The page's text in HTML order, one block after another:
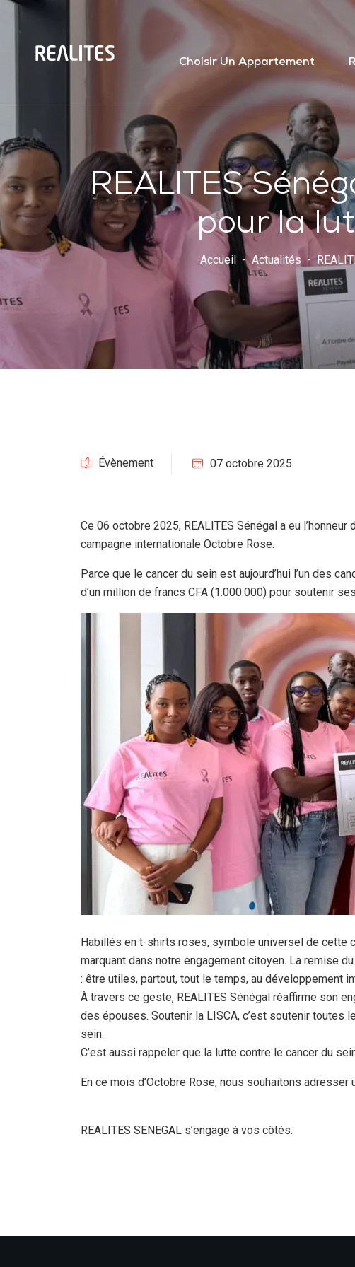
Choisir Un Appartement
REALITES
pour la
Accueil Actualités
Évènement 07 octobre 2025
Ce 06 octobre 2025, REALITES Sénégal a eu
campagne internationale Octobre Rose.
Parce que le cancer du sein est aujourd’hui l’un des
d’un million de francs CFA (1.000.000) pour soutenir
Habillés en t-shirts roses, symbole universel de cette
marquant dans notre engagement citoyen. La remise
: être utiles, partout, tout le temps, au développement
À travers ce geste, REALITES Sénégal réaffirme son
des épouses. Soutenir la LISCA, c’est soutenir
sein.
C’est aussi rappeler que la lutte contre le cancer du
En ce mois d’Octobre Rose, nous souhaitons
REALITES SENEGAL s’engage à vos côtés.
Panneau de gestion des cookies